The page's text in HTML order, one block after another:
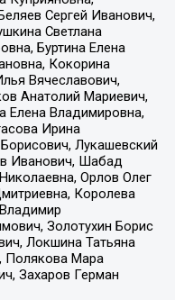
Сергей Иванович,
Светлана
Буртина Елена
Кокорина
Вячеславович,
Анатолий Мариевич,
Владимировна,
Ирина
Лукашевский
Иванович, Шабад
Орлов Олег
Королева
Золотухин Борис
Локшина Татьяна
Полякова Мара
Захаров Герман